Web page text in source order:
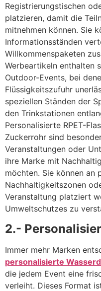
Registrierungstischen
platzieren, damit die
mitnehmen können. Sie
Informationsständen
Willkommenspaketen
Werbeartikeln enthalten
Outdoor-Events, bei
Flüssigkeitszufuhr
speziellen Ständen der
den Trinkstationen
Personalisierte RPET-
Zuckerrohr sind
Veranstaltungen oder
ihre Marke mit
möchten. Sie können an
Nachhaltigkeitszonen
Veranstaltung platziert
Umweltschutzes zu
2.-
Immer mehr Marken
personalisierte
die jedem Event eine
verleiht. Dieses Format